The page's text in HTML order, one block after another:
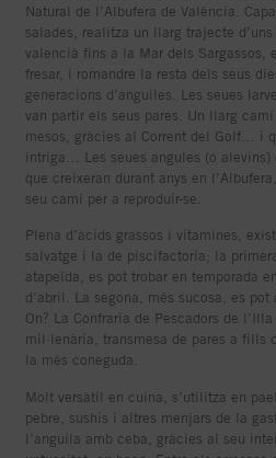
Natural de l’Albufera de València.
salades, realitza un llarg trajecte
valencià fins a la Mar dels Sargassos,
fresar, i romandre la resta dels seus
generacions d’anguiles. Les seues
van partir els seus pares. Un llarg
mesos, gràcies al Corrent del Golf… i
intriga… Les seues angules (o alevins)
que creixeran durant anys en
seu camí per a reproduir-se.
Plena d’àcids grassos i vitamines,
salvatge i la de piscifactoria; la
atapeïda, es pot trobar en temporada
d’abril. La segona, més sucosa, es pot
On? La Confraria de Pescadors de
mil·lenària, transmesa de pares a fills
la més coneguda.
Molt versàtil en cuina, s’utilitza en
pebre, sushis i altres menjars de la
l’anguila amb ceba, gràcies al seu